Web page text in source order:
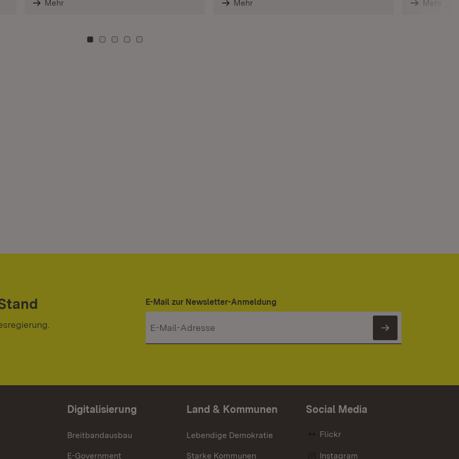
Mehr Mehr Mehr
Zu Kachel: 0
Zu Kachel: 3
Zu Kachel: 6
Zu Kachel: 9
Zu Kachel: 12
E-Mail zur Newsletter-Anmeldung
Newsletter
Digitalisierung
Breitbandausbau
E-Government
Land & Kommunen
Lebendige Demokratie
Starke Kommunen
Social Media
Flickr
Instagram